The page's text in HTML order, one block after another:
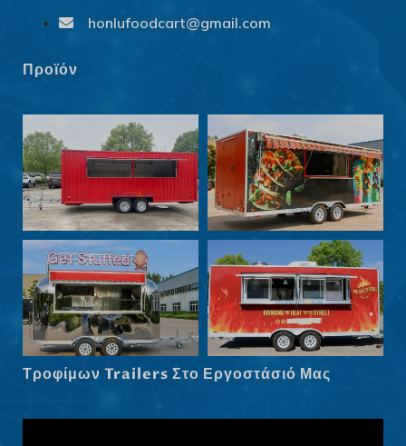
honlufoodcart@gmail.com
Προϊόν
Τροφίμων Trailers Στο Εργοστάσιό Μας
Slovenščina
Latviešu valoda
Dansk
Hrvatski
Српски језик
Norsk nynorsk
Maori
Eesti
Български
Slovenčina